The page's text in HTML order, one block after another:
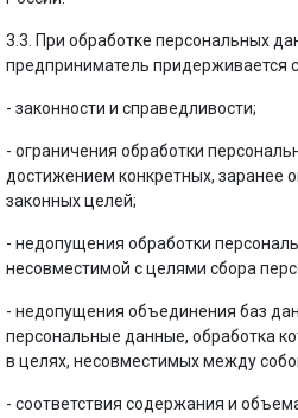
3.3. При обработке персональных
предприниматель придерживается
- законности и справедливости;
- ограничения обработки
достижением конкретных, заранее
законных целей;
- недопущения обработки
несовместимой с целями сбора
- недопущения объединения баз
персональные данные, обработка
в целях, несовместимых между
- соответствия содержания и